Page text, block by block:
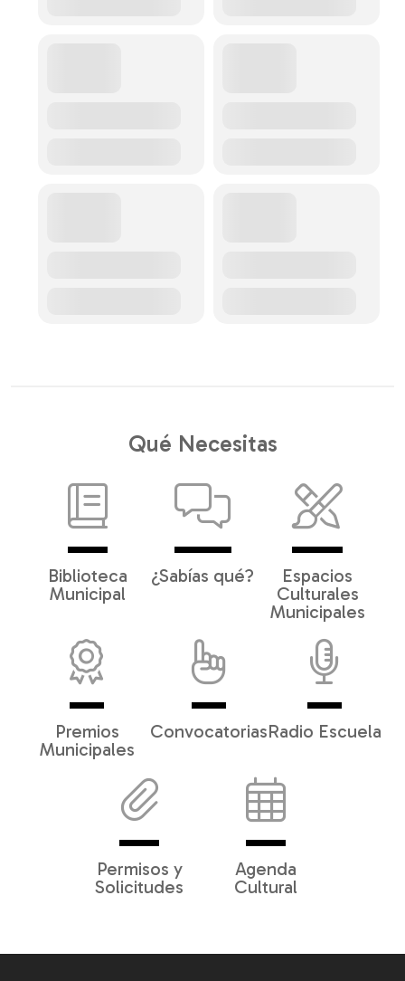
Qué Necesitas
Biblioteca
Municipal
¿Sabías qué?
Espacios
Culturales
Municipales
Premios
Municipales
ConvocatoriasRadio Escuela
Permisos y
Solicitudes
Agenda
Cultural